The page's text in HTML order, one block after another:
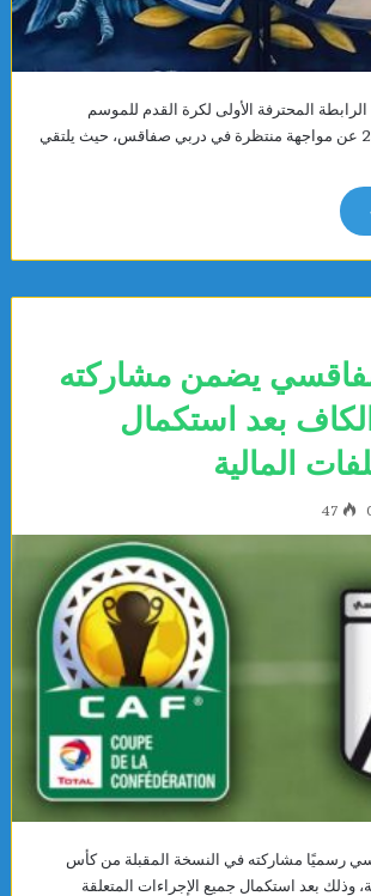
المحترفة الأولى لكرة القدم للموسم
الرياضي 2026-2027 عن مواجهة منتظرة في دربي صفاقس، حيث يلتقي
يضمن مشاركته
بعد استكمال
المالية
47
رسميًا مشاركته في النسخة المقبلة من كأس
وذلك بعد استكمال جميع الإجراءات المتعلقة